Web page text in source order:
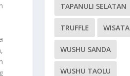
TAPANULI SELATAN
TRUFFLE WISATA
WUSHU SANDA
WUSHU TAOLU